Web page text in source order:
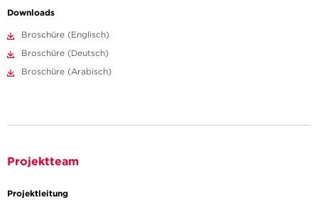
Downloads
Broschüre (Englisch)
Broschüre (Deutsch)
Broschüre (Arabisch)
Projektteam
Projektleitung